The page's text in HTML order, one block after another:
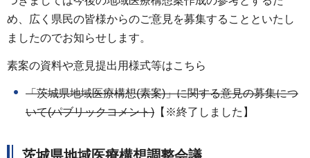
め、広く県民の皆様からのご意見を募集することといたし
ましたのでお知らせします。
素案の資料や意見提出用様式等はこちら
「茨城県地域医療構想(素案)」に関する意見の募集につ
いて(パブリックコメント) 【※終了しました】
茨城県地域医療構想調整会議